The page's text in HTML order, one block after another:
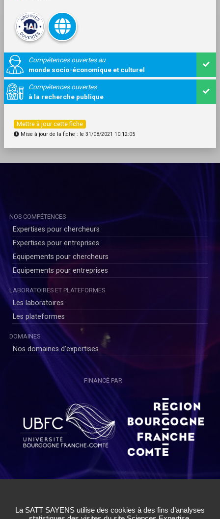
Compétences ouvertes au
monde socio-économique et culturel
Compétences ouvertes
à la recherche publique
Mettre à jour cette fiche
Mise à jour de la fiche : le 31/08/2021 10:12:05
NOS COMPÉTENCES
Expertises pour chercheurs
Expertises pour entreprises
Equipements pour chercheurs
Equipements pour entreprises
LABORATOIRES ET PLATEFORMES
Les laboratoires
Les plateformes
DOMAINES
Nos domaines d'expertises
FINANCÉ PAR
Politique de Confidentialité Chercheurs|Conditions Générales